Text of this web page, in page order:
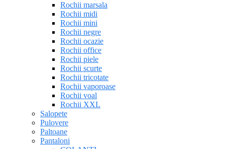
Rochii marsala
Rochii midi
Rochii mini
Rochii negre
Rochii ocazie
Rochii office
Rochii piele
Rochii scurte
Rochii tricotate
Rochii vaporoase
Rochii voal
Rochii XXL
Salopete
Pulovere
Paltoane
Pantaloni